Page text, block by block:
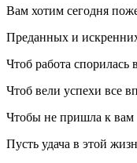
Вам хотим сегодня
Преданных и
Чтоб работа спорилась
Чтоб вели успехи все
Чтобы не пришла к вам
Пусть удача в этой